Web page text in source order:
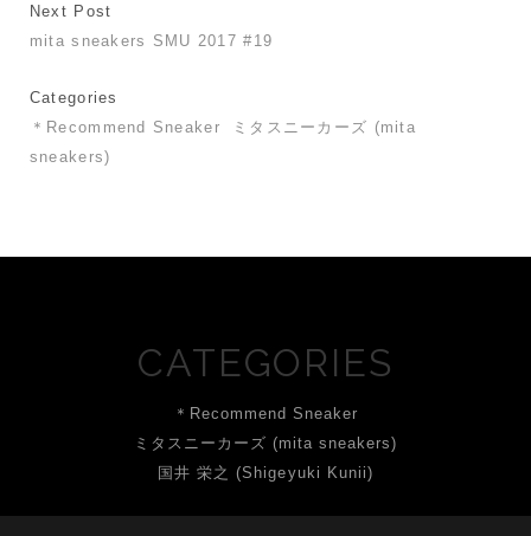
Next Post
mita sneakers SMU 2017 #19
Categories
＊Recommend Sneaker
ミタスニーカーズ (mita
sneakers)
CATEGORIES
＊Recommend Sneaker
ミタスニーカーズ (mita sneakers)
国井 栄之 (Shigeyuki Kunii)